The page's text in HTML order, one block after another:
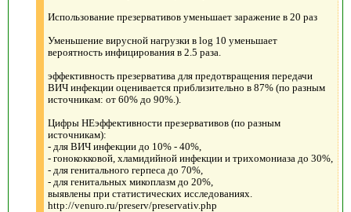
Использование презервативов уменьшает заражение в 20 раз
Уменьшение вирусной нагрузки в log 10 уменьшает
вероятность инфицирования в 2.5 раза.
эффективность презерватива для предотвращения передачи
ВИЧ инфекции оценивается приблизительно в 87% (по разным
источникам: от 60% до 90%.).
Цифры НЕэффективности презервативов (по разным
источникам):
- для ВИЧ инфекции до 10% - 40%,
- гонококковой, хламидийной инфекции и трихомониаза до 30%,
- для генитального герпеса до 70%,
- для генитальных микоплазм до 20%,
выявлены при статистических исследованиях.
http://venuro.ru/preserv/preservativ.php